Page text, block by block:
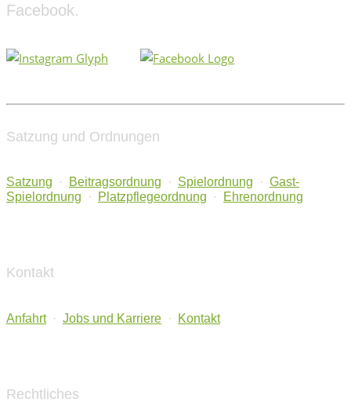
Facebook.
Satzung und Ordnungen
Satzung · Beitragsordnung · Spielordnung · Gast-
Spielordnung
· Platzpflegeordnung · Ehrenordnung
Kontakt
Anfahrt · Jobs und Karriere · Kontakt
Rechtliches